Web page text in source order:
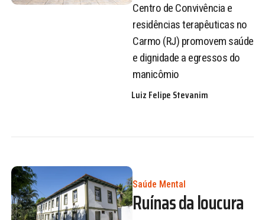
Centro de Convivência e
residências terapêuticas no
Carmo (RJ) promovem saúde
e dignidade a egressos do
manicômio
Luiz Felipe Stevanim
Saúde Mental
Ruínas da loucura